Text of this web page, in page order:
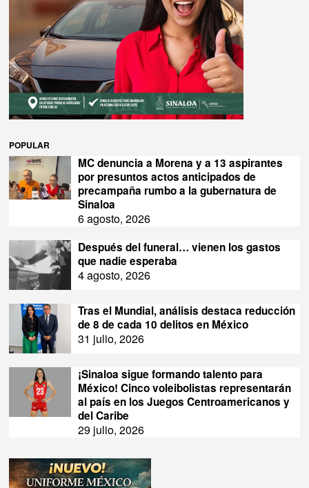
POPULAR
MC denuncia a Morena y a 13 aspirantes
por presuntos actos anticipados de
precampaña rumbo a la gubernatura de
Sinaloa
6 agosto, 2026
Después del funeral… vienen los gastos
que nadie esperaba
4 agosto, 2026
Tras el Mundial, análisis destaca reducción
de 8 de cada 10 delitos en México
31 julio, 2026
¡Sinaloa sigue formando talento para
México! Cinco voleibolistas representarán
al país en los Juegos Centroamericanos y
del Caribe
29 julio, 2026